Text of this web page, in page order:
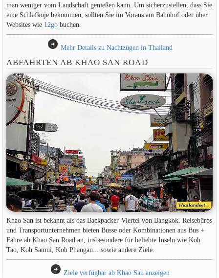
man weniger vom Landschaft genießen kann. Um sicherzustellen, dass Sie
eine Schlafkoje bekommen, sollten Sie im Voraus am Bahnhof oder über
Websites wie 12gobuchen.
arrow_circle_right Mehr Details zu Nachtzügen in Thailand
ABFAHRTEN AB KHAO SAN ROAD
Khao San ist bekannt als das Backpacker-Viertel von Bangkok. Reisebüros
und Transportunternehmen bieten Busse oder Kombinationen aus Bus +
Fähre ab Khao San Road an, insbesondere für beliebte Inseln wie Koh
Tao, Koh Samui, Koh Phangan... sowie andere Ziele.
arrow_circle_right Ziele verfügbar ab Khao San anzeigen